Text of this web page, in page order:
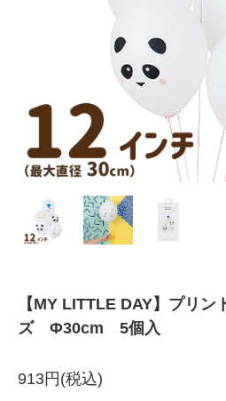
【MY LITTLE DAY】プリ
ズ Φ30cm 5個入
913円(税込)